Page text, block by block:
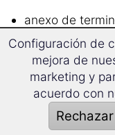
anexo de
se añade a las
construcción
construcción
partículas
formación de
Configuración de
mejora de
marketing y
acuerdo con